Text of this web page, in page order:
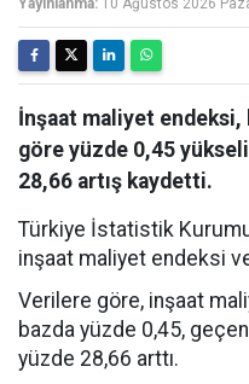
Yayınlanma: 10 Ağustos 2026
İnşaat maliyet
göre yüzde 0,45
28,66 artış kaydetti.
Türkiye İstatistik
inşaat maliyet endeksi
Verilere göre, inşaat
bazda yüzde 0,45,
yüzde 28,66 arttı.